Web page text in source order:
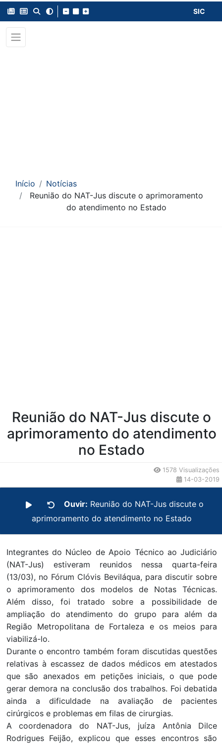
SIC
Início
Notícias
Reunião do NAT-Jus discute o aprimoramento
do atendimento no Estado
Reunião do NAT-Jus discute o
aprimoramento do atendimento
no Estado
1578 Visualizações
14-03-2019
Ouvir: Reunião do NAT-Jus discute o
aprimoramento do atendimento no Estado
Integrantes do Núcleo de Apoio Técnico ao Judiciário
(NAT-Jus) estiveram reunidos nessa quarta-feira
(13/03), no Fórum Clóvis Beviláqua, para discutir sobre
o aprimoramento dos modelos de Notas Técnicas.
Além disso, foi tratado sobre a possibilidade de
ampliação do atendimento do grupo para além da
Região Metropolitana de Fortaleza e os meios para
viabilizá-lo.
Durante o encontro também foram discutidas questões
relativas à escassez de dados médicos em atestados
que são anexados em petições iniciais, o que pode
gerar demora na conclusão dos trabalhos. Foi debatida
ainda a dificuldade na avaliação de pacientes
cirúrgicos e problemas em filas de cirurgias.
A coordenadora do NAT-Jus, juíza Antônia Dilce
Rodrigues Feijão, explicou que esses encontros são